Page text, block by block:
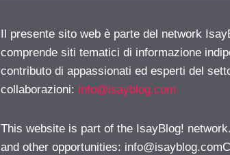
Il presente sito web è parte del network
comprende siti tematici di informazione
contributo di appassionati ed esperti del
collaborazioni: info@isayblog.com
This website is part of the IsayBlog!
and other opportunities: